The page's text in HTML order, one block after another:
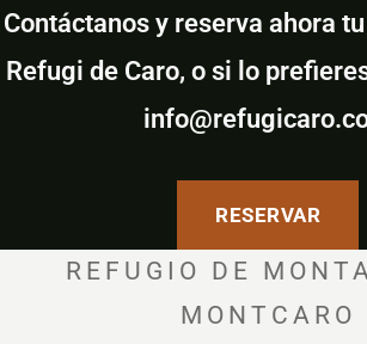
Contáctanos y reserva ahora
Refugi de Caro, o si lo
RESERVAR
REFUGIO DE
MONTCARO